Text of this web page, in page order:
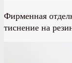
Фирменная
тиснение на